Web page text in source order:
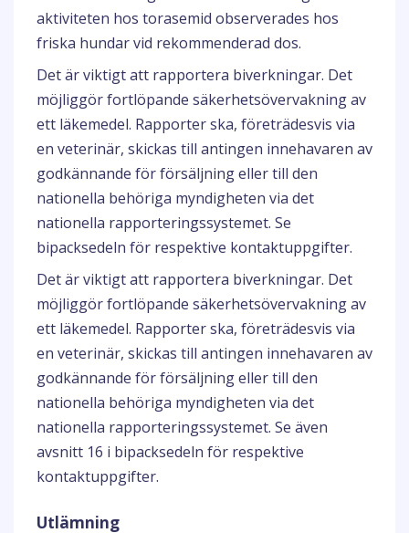
aktiviteten hos torasemid observerades hos
friska hundar vid rekommenderad dos.
Det är viktigt att rapportera biverkningar. Det
möjliggör fortlöpande säkerhetsövervakning av
ett läkemedel. Rapporter ska, företrädesvis via
en veterinär, skickas till antingen innehavaren av
godkännande för försäljning eller till den
nationella behöriga myndigheten via det
nationella rapporteringssystemet. Se
bipacksedeln för respektive kontaktuppgifter.
Det är viktigt att rapportera biverkningar. Det
möjliggör fortlöpande säkerhetsövervakning av
ett läkemedel. Rapporter ska, företrädesvis via
en veterinär, skickas till antingen innehavaren av
godkännande för försäljning eller till den
nationella behöriga myndigheten via det
nationella rapporteringssystemet. Se även
avsnitt 16 i bipacksedeln för respektive
kontaktuppgifter.
Utlämning